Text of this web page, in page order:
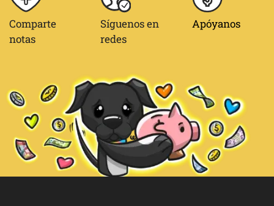
Comparte
notas
Síguenos en
redes
Apóyanos